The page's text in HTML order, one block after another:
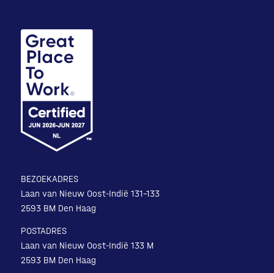
BEZOEKADRES
Laan van Nieuw Oost-Indië 131-133
2593 BM Den Haag
POSTADRES
Laan van Nieuw Oost-Indië 133 M
2593 BM Den Haag